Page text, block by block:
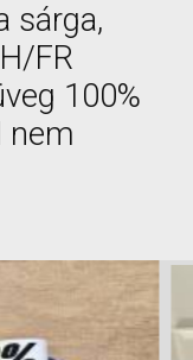
sárga,
FR
100%
nem